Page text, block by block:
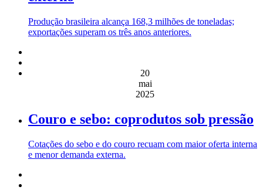
Produção brasileira alcança 168,3 milhões de toneladas;
exportações superam os três anos anteriores.
20
mai
2025
Couro e sebo: coprodutos sob pressão
Cotações do sebo e do couro recuam com maior oferta interna
e menor demanda externa.